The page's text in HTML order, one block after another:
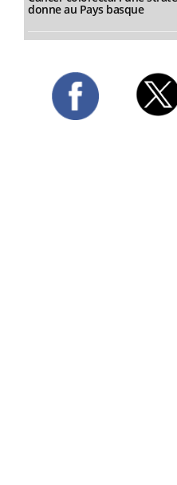
donne au Pays basque